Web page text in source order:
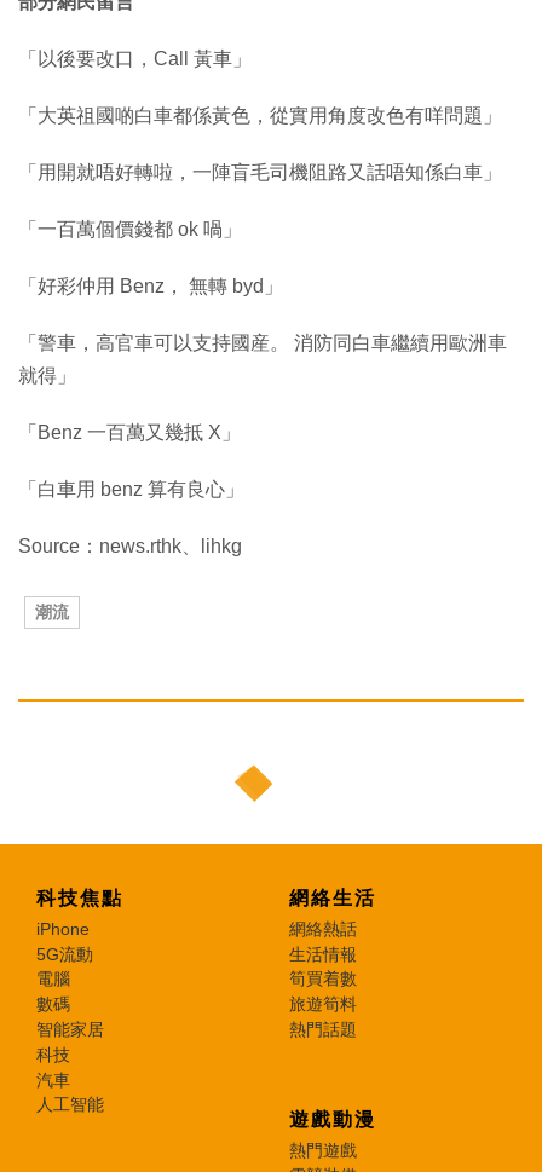
「以後要改口，Call 黃車」
「大英祖國啲白車都係黃色，從實用角度改色有咩問題」
「用開就唔好轉啦，一陣盲毛司機阻路又話唔知係白車」
「一百萬個價錢都 ok 喎」
「好彩仲用 Benz， 無轉 byd」
「警車，高官車可以支持國産。 消防同白車繼續用歐洲車
就得」
「Benz 一百萬又幾抵 X」
「白車用 benz 算有良心」
Source：news.rthk、lihkg
潮流
科技焦點
iPhone
5G流動
電腦
數碼
智能家居
科技
汽車
人工智能
網絡生活
網絡熱話
生活情報
筍買着數
旅遊筍料
熱門話題
遊戲動漫
熱門遊戲